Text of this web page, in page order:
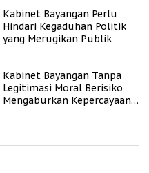
Kabinet Bayangan Perlu
Hindari Kegaduhan Politik
yang Merugikan Publik
Kabinet Bayangan Tanpa
Legitimasi Moral Berisiko
Mengaburkan Kepercayaan